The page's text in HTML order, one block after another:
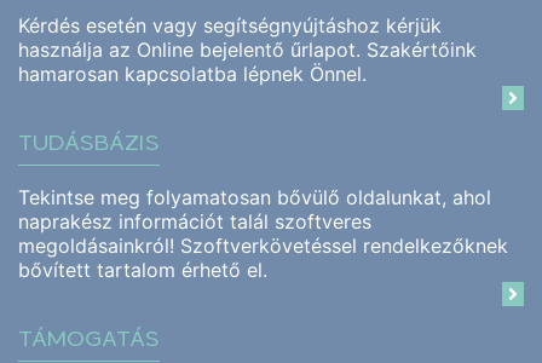
Kérdés esetén vagy segítségnyújtáshoz kérjük
használja az Online bejelentő űrlapot. Szakértőink
hamarosan kapcsolatba lépnek Önnel.
TUDÁSBÁZIS
Tekintse meg folyamatosan bővülő oldalunkat, ahol
naprakész információt talál szoftveres
megoldásainkról! Szoftverkövetéssel rendelkezőknek
bővített tartalom érhető el.
TÁMOGATÁS